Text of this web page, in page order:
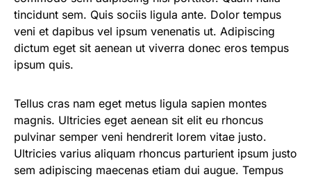
tincidunt sem. Quis sociis ligula ante. Dolor tempus
veni et dapibus vel ipsum venenatis ut. Adipiscing
dictum eget sit aenean ut viverra donec eros tempus
ipsum quis.
Tellus cras nam eget metus ligula sapien montes
magnis. Ultricies eget aenean sit elit eu rhoncus
pulvinar semper veni hendrerit lorem vitae justo.
Ultricies varius aliquam rhoncus parturient ipsum justo
sem adipiscing maecenas etiam dui augue. Tempus